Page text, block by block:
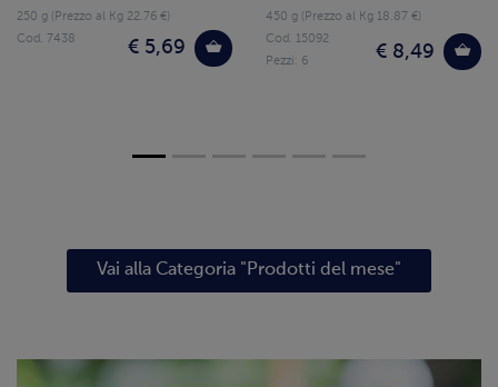
250 g (Prezzo al Kg 22.76 €)
€ 5,69
Cod. 7438
450 g (Prezzo al Kg 18.87 €)
€ 8,49
Cod. 15092
Pezzi: 6
Vai alla Categoria "Prodotti del mese"